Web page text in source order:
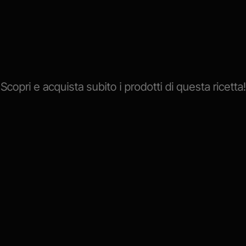
Scopri e acquista subito i prodotti di questa ricetta!